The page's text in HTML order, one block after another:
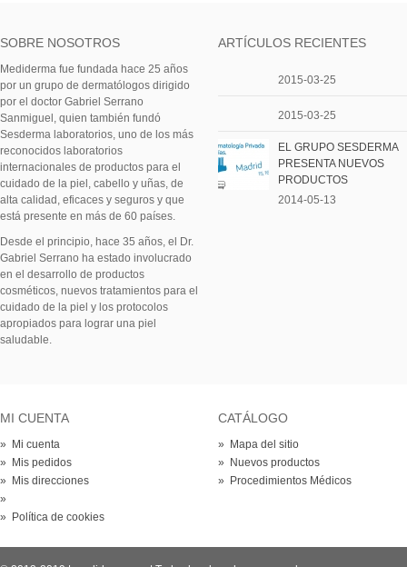
SOBRE NOSOTROS
Mediderma fue fundada hace 25 años
por un grupo de dermatólogos dirigido
por el doctor Gabriel Serrano
Sanmiguel, quien también fundó
Sesderma laboratorios, uno de los más
reconocidos laboratorios
internacionales de productos para el
cuidado de la piel, cabello y uñas, de
alta calidad, eficaces y seguros y que
está presente en más de 60 países.
Desde el principio, hace 35 años, el Dr.
Gabriel Serrano ha estado involucrado
en el desarrollo de productos
cosméticos, nuevos tratamientos para el
cuidado de la piel y los protocolos
apropiados para lograr una piel
saludable.
ARTÍCULOS RECIENTES
2015-03-25
2015-03-25
EL GRUPO SESDERMA
PRESENTA NUEVOS
PRODUCTOS
2014-05-13
MI CUENTA
» Mi cuenta
» Mis pedidos
» Mis direcciones
»
» Política de cookies
CATÁLOGO
» Mapa del sitio
» Nuevos productos
» Procedimientos Médicos